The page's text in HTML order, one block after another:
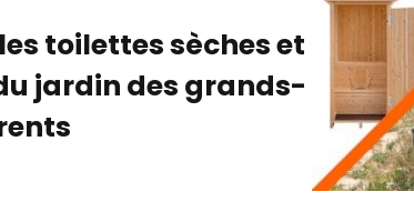
toilettes sèches et
jardin des grands-